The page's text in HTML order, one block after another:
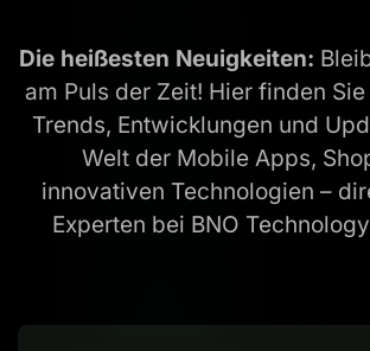
Die heißesten Neuigkeiten:
am Puls der Zeit! Hier finden
Trends, Entwicklungen und
Welt der Mobile Apps,
innovativen Technologien –
Experten bei BNO